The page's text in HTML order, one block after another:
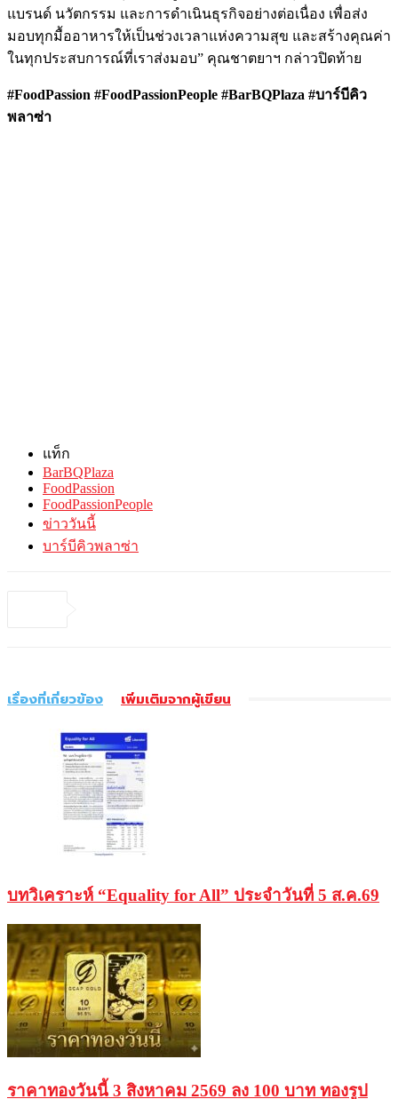
แบรนด์ นวัตกรรม และการดำเนินธุรกิจอย่างต่อเนื่อง เพื่อส่ง
มอบทุกมื้ออาหารให้เป็นช่วงเวลาแห่งความสุข และสร้างคุณค่า
ในทุกประสบการณ์ที่เราส่งมอบ” คุณชาตยาฯ กล่าวปิดท้าย
#FoodPassion #FoodPassionPeople #BarBQPlaza #บาร์บีคิว
พลาซ่า
แท็ก
BarBQPlaza
FoodPassion
FoodPassionPeople
ข่าววันนี้
บาร์บีคิวพลาซ่า
เรื่องที่เกี่ยวข้อง เพิ่มเติมจากผู้เขียน
บทวิเคราะห์ “Equality for All” ประจำวันที่ 5 ส.ค.69
ราคาทองวันนี้ 3 สิงหาคม 2569 ลง 100 บาท ทองรูป